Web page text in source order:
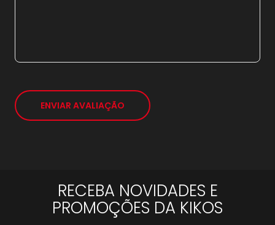
ENVIAR AVALIAÇÃO
RECEBA NOVIDADES E
PROMOÇÕES DA KIKOS